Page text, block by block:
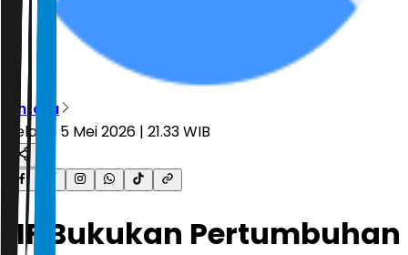
Antara
Selasa, 5 Mei 2026 | 21.33 WIB
IIF Bukukan Pertumbuhan